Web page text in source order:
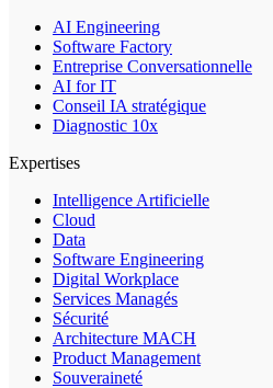
AI Engineering
Software Factory
Entreprise Conversationnelle
AI for IT
Conseil IA stratégique
Diagnostic 10x
Expertises
Intelligence Artificielle
Cloud
Data
Software Engineering
Digital Workplace
Services Managés
Sécurité
Architecture MACH
Product Management
Souveraineté